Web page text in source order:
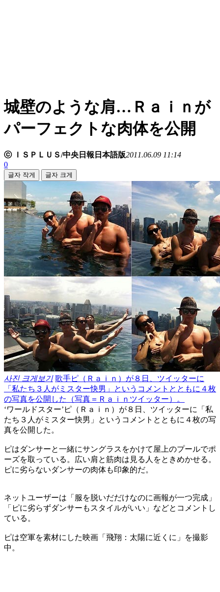
城壁のような肩…Ｒａｉｎが
パーフェクトな肉体を公開
ⓒ ＩＳＰＬＵＳ/中央日報日本語版2011.06.09 11:14
0
글자 작게 글자 크게
사진 크게보기 歌手ピ（Ｒａｉｎ）が８日、ツイッターに
「私たち３人がミスター快男」というコメントとともに４枚
の写真を公開した（写真＝Ｒａｉｎツイッター）。
‘ワールドスター’ピ（Ｒａｉｎ）が８日、ツイッターに「私
たち３人がミスター快男」というコメントとともに４枚の写
真を公開した。
ピはダンサーと一緒にサングラスをかけて屋上のプールでポ
ーズを取っている。広い肩と筋肉は見る人をときめかせる。
ピに劣らないダンサーの肉体も印象的だ。
ネットユーザーは「服を脱いだだけなのに画報が一つ完成」
「ピに劣らずダンサーもスタイルがいい」などとコメントし
ている。
ピは空軍を素材にした映画「飛翔：太陽に近くに」を撮影
中。